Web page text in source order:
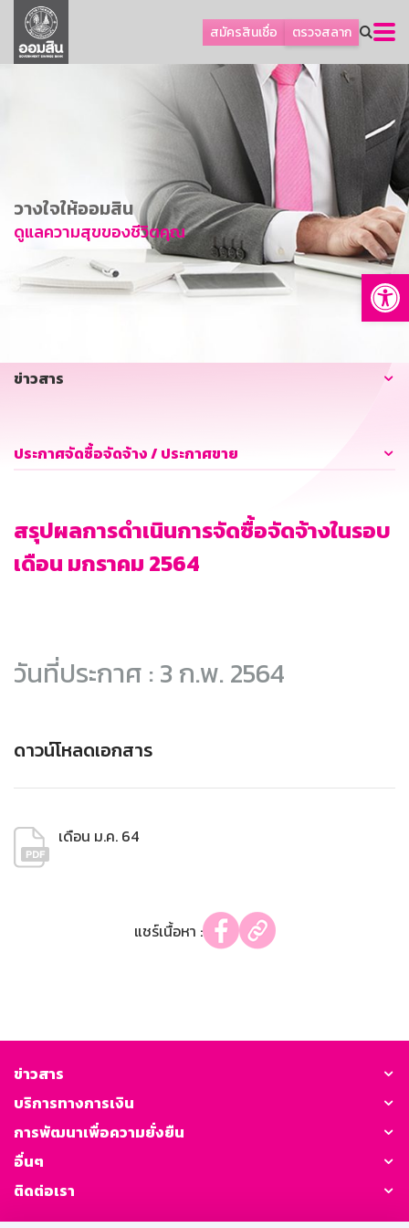
สมัครสินเชื่อ ตรวจสลาก
ลูกค้าธุรกิจ
ลูกค้าผู้ประกอบรายย่อย
การพัฒนาที่ยั่งยืน
ข่าวสาร
บริการทางการเงิน
อื่นๆ
วางใจให้ออมสิน
ดูแลความสุขของชีวิตคุณ
ข่าวสาร
ประกาศจัดซื้อจัดจ้าง / ประกาศขาย
สรุปผลการดำเนินการจัดซื้อจัดจ้างในรอบ
เดือน มกราคม 2564
วันที่ประกาศ : 3 ก.พ. 2564
ดาวน์โหลดเอกสาร
เดือน ม.ค. 64
แชร์เนื้อหา :
ข่าวสาร
บริการทางการเงิน
การพัฒนาเพื่อความยั่งยืน
อื่นๆ
ติดต่อเรา